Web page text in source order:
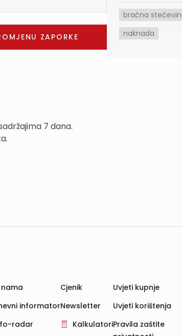
7 dana.
bračna
naknada
nama
informator
radar
Cjenik
Newsletter
Kalkulatori
Uvjeti kupnje
Uvjeti korištenja
Pravila zaštite